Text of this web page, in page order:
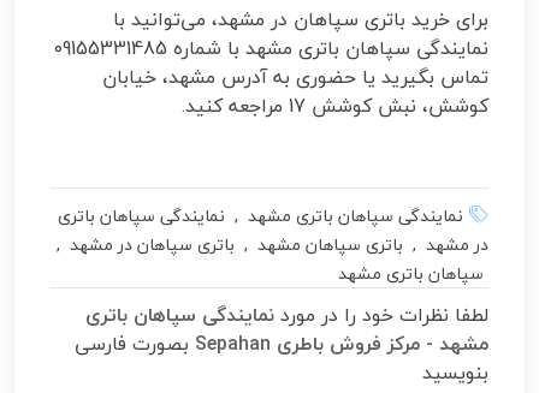
برای خرید باتری سپاهان در مشهد، می‌توانید با
نمایندگی سپاهان باتری مشهد با شماره 09155331485
تماس بگیرید یا حضوری به آدرس مشهد، خیابان
کوشش، نبش کوشش 17 مراجعه کنید.
نمایندگی سپاهان باتری مشهد , نمایندگی سپاهان باتری
در مشهد , باتری سپاهان مشهد , باتری سپاهان در مشهد ,
سپاهان باتری مشهد
لطفا نظرات خود را در موردنمایندگی سپاهان باتری
مشهد - مرکز فروش باطری Sepahan
بصورت فارسی
بنویسید